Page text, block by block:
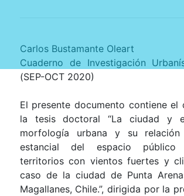
Carlos Bustamante Oleart
Cuaderno de Investigación
(SEP-OCT 2020)
El presente documento contiene
la tesis doctoral “La ciudad y
morfología urbana y su
estancial del espacio
territorios con vientos fuertes y
caso de la ciudad de Punta
Magallanes, Chile.”, dirigida por la